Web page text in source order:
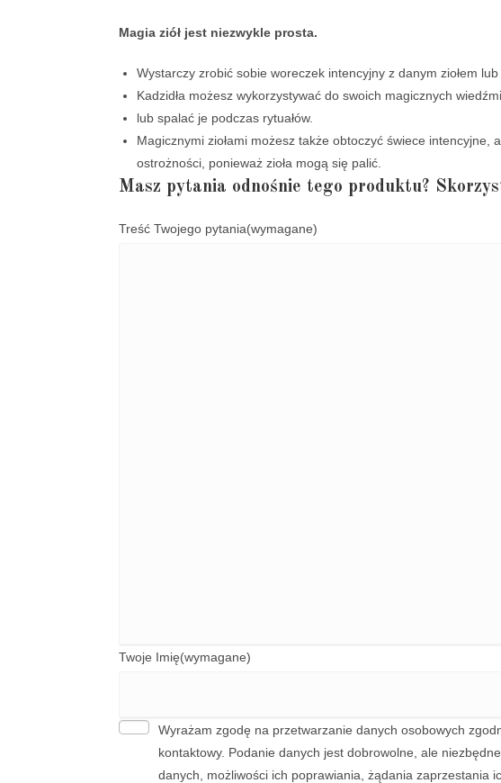
Magia ziół jest niezwykle prosta.
Wystarczy zrobić sobie woreczek intencyjny z danym ziołem
Kadzidła możesz wykorzystywać do swoich magicznych
lub spalać je podczas rytuałów.
Magicznymi ziołami możesz także obtoczyć świece
ostrożności, ponieważ zioła mogą się palić.
Masz pytania odnośnie tego produktu?
Treść Twojego pytania(wymagane)
Twoje Imię(wymagane)
Wyrażam zgodę na przetwarzanie danych osobowych
kontaktowy. Podanie danych jest dobrowolne, ale
danych, możliwości ich poprawiania, żądania zaprzestania